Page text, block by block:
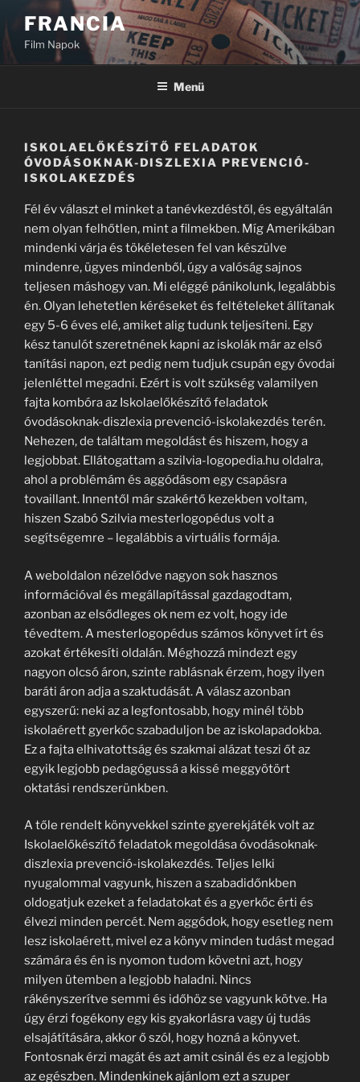
Tartalomhoz
FRANCIA
Film Napok
Menü
ISKOLAELŐKÉSZÍTŐ FELADATOK
ÓVODÁSOKNAK-DISZLEXIA PREVENCIÓ-
ISKOLAKEZDÉS
Fél év választ el minket a tanévkezdéstől, és egyáltalán
nem olyan felhőtlen, mint a filmekben. Míg Amerikában
mindenki várja és tökéletesen fel van készülve
mindenre, ügyes mindenből, úgy a valóság sajnos
teljesen máshogy van. Mi eléggé pánikolunk, legalábbis
én. Olyan lehetetlen kéréseket és feltételeket állítanak
egy 5-6 éves elé, amiket alig tudunk teljesíteni. Egy
kész tanulót szeretnének kapni az iskolák már az első
tanítási napon, ezt pedig nem tudjuk csupán egy óvodai
jelenléttel megadni. Ezért is volt szükség valamilyen
fajta kombóra az Iskolaelőkészítő feladatok
óvodásoknak-diszlexia prevenció-iskolakezdés terén.
Nehezen, de találtam megoldást és hiszem, hogy a
legjobbat. Ellátogattam a szilvia-logopedia.hu oldalra,
ahol a problémám és aggódásom egy csapásra
tovaillant. Innentől már szakértő kezekben voltam,
hiszen Szabó Szilvia mesterlogopédus volt a
segítségemre – legalábbis a virtuális formája.
A weboldalon nézelődve nagyon sok hasznos
információval és megállapítással gazdagodtam,
azonban az elsődleges ok nem ez volt, hogy ide
tévedtem. A mesterlogopédus számos könyvet írt és
azokat értékesíti oldalán. Méghozzá mindezt egy
nagyon olcsó áron, szinte rablásnak érzem, hogy ilyen
baráti áron adja a szaktudását. A válasz azonban
egyszerű: neki az a legfontosabb, hogy minél több
iskolaérett gyerkőc szabaduljon be az iskolapadokba.
Ez a fajta elhivatottság és szakmai alázat teszi őt az
egyik legjobb pedagógussá a kissé meggyötört
oktatási rendszerünkben.
A tőle rendelt könyvekkel szinte gyerekjáték volt az
Iskolaelőkészítő feladatok megoldása óvodásoknak-
diszlexia prevenció-iskolakezdés. Teljes lelki
nyugalommal vagyunk, hiszen a szabadidőnkben
oldogatjuk ezeket a feladatokat és a gyerkőc érti és
élvezi minden percét. Nem aggódok, hogy esetleg nem
lesz iskolaérett, mivel ez a könyv minden tudást megad
számára és én is nyomon tudom követni azt, hogy
milyen ütemben a legjobb haladni. Nincs
rákényszerítve semmi és időhöz se vagyunk kötve. Ha
úgy érzi fogékony egy kis gyakorlásra vagy új tudás
elsajátítására, akkor ő szól, hogy hozná a könyvet.
Fontosnak érzi magát és azt amit csinál és ez a legjobb
az egészben. Mindenkinek ajánlom ezt a szuper